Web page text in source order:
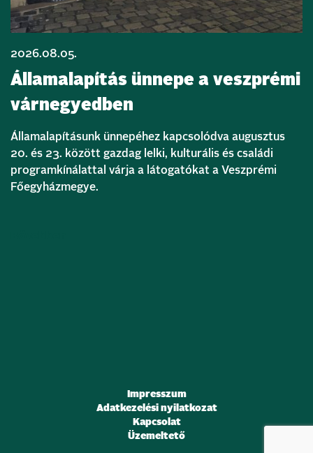
2026.08.05.
Államalapítás ünnepe a veszprémi
várnegyedben
Államalapításunk ünnepéhez kapcsolódva augusztus
20. és 23. között gazdag lelki, kulturális és családi
programkínálattal várja a látogatókat a Veszprémi
Főegyházmegye.
Impresszum
Adatkezelési nyilatkozat
Kapcsolat
Üzemeltető